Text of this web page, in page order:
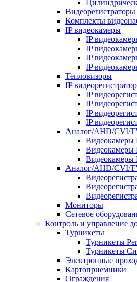
Видеорегистраторы
Комплекты
IP видеокамеры
IP
IP
IP
IP
Тепловизоры
IP
IP
IP
IP
IP
Аналог/AHD/CVI/
Видеокамеры
Видеокамеры
Видеокамеры
Аналог/AHD/CVI/
Мониторы
Сетевое
Контроль и управление
Турникеты
Турникеты
Турникеты
Электронные
Картоприемники
Ограждения